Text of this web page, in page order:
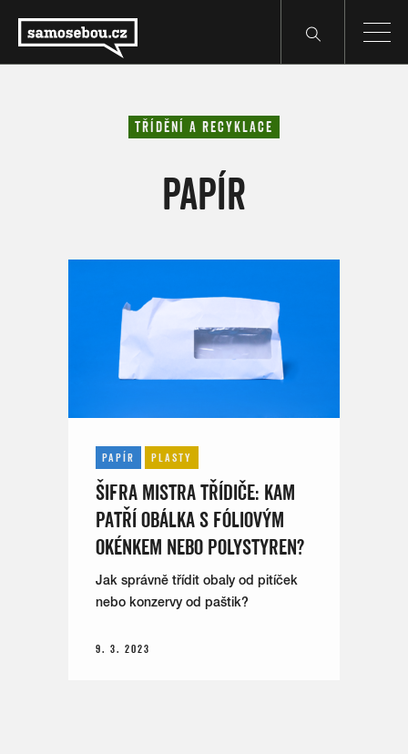
TŘÍDĚNÍ A RECYKLACE
PAPÍR
PAPÍR PLASTY
ŠIFRA MISTRA TŘÍDIČE: KAM
PATŘÍ OBÁLKA S FÓLIOVÝM
OKÉNKEM NEBO POLYSTYREN?
Jak správně třídit obaly od pitíček
nebo konzervy od paštik?
9. 3. 2023